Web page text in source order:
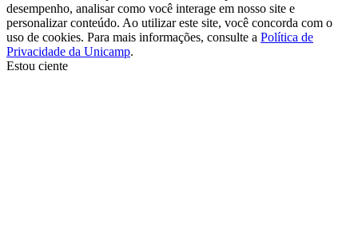
desempenho, analisar como você interage em nosso site e
personalizar conteúdo. Ao utilizar este site, você concorda com o
uso de cookies. Para mais informações, consulte a Política de
Privacidade da Unicamp.
Estou ciente